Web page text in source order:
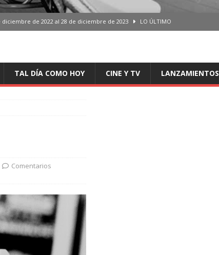
diciembre de 2022 al 28 de diciembre de 2023 LO ÚLTIMO
TAL DÍA COMO HOY CINE Y TV LANZAMIENTOS
Comentarios